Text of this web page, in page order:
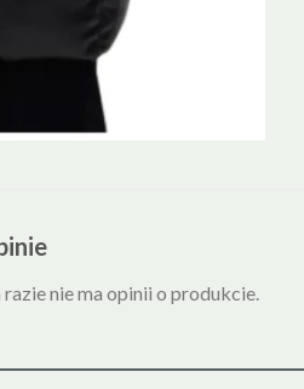
razie nie ma opinii o produkcie.